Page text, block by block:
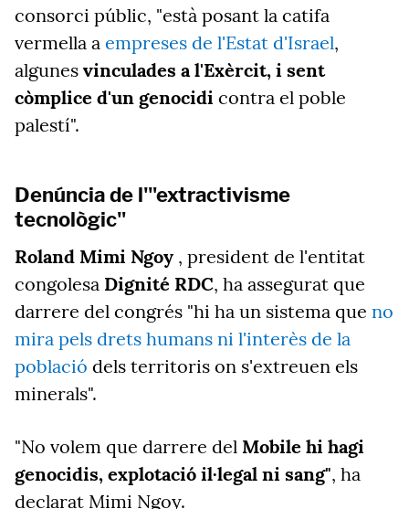
consorci públic, "està posant la catifa
vermella a empreses de l'Estat d'Israel,
algunes vinculades a l'Exèrcit, i sent
còmplice d'un genocidi contra el poble
palestí".
Denúncia de l'"extractivisme
tecnològic"
Roland Mimi Ngoy , president de l'entitat
congolesa Dignité RDC, ha assegurat que
darrere del congrés "hi ha un sistema que no
mira pels drets humans ni l'interès de la
població dels territoris on s'extreuen els
minerals".
"No volem que darrere del Mobile hi hagi
genocidis, explotació il·legal ni sang", ha
declarat Mimi Ngoy.